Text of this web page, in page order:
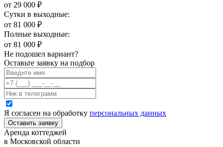
от 29 000 ₽
Сутки в выходные:
от 81 000 ₽
Полные выходные:
от 81 000 ₽
Не подошел вариант?
Оставьте заявку на подбор
Я согласен на обработку персональных данных
Оставить заявку
Аренда коттеджей
в Московской области